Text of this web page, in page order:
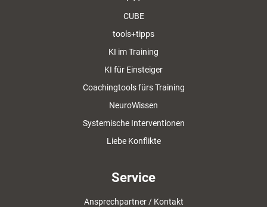
CUBE
tools+tipps
KI im Training
KI für Einsteiger
Coachingtools fürs Training
NeuroWissen
Systemische Interventionen
Liebe Konflikte
Service
Ansprechpartner / Kontakt